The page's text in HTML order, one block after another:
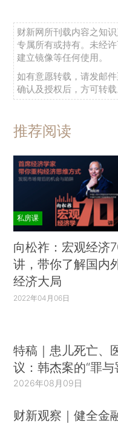
财新网所刊载内容之知
专属所有或持有。未经
建立镜像等任何使用。
如有意愿转载，请发邮
确认及授权后，方可转载
推荐阅读
私房课
向松祚：宏观经济
讲，带你了解国内
经济大局
2022年04月06日
特稿｜患儿死亡、
议：韩杰案的“罪与
2026年08月09日
财新观察｜健全金